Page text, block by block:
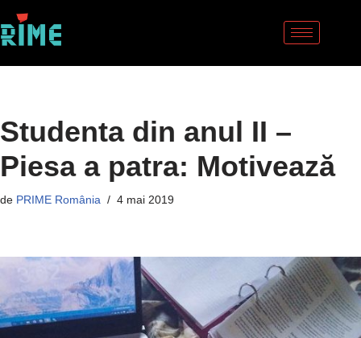
Sari
Studenta din anul II –
Piesa a patra: Motivează
de PRIME România 4 mai 2019